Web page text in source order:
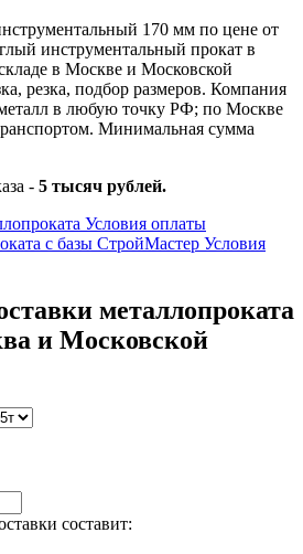
170 мм по цене от
инструментальный прокат в
в Москве и Московской
резка, подбор размеров. Компания
в любую точку РФ; по Москве
Минимальная сумма
- 5 тысяч рублей.
Условия оплаты
Условия
металлопроката
и Московской
составит: